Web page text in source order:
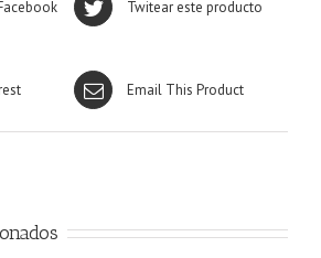
Twitear este producto
Email This Product